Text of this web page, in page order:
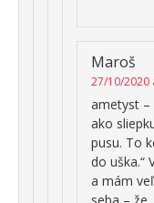
Maroš
27/10/2020
ametyst
ako
pusu. To
do uška.“
a mám